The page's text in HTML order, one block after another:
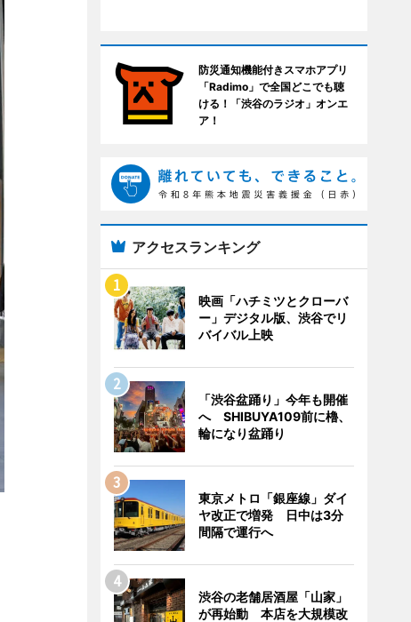
防災通知機能付きスマホアプリ
「Radimo」で全国どこでも聴
ける！「渋谷のラジオ」オンエ
ア！
アクセスランキング
映画「ハチミツとクローバ
ー」デジタル版、渋谷でリ
バイバル上映
「渋谷盆踊り」今年も開催
へ SHIBUYA109前に櫓、
輪になり盆踊り
東京メトロ「銀座線」ダイ
ヤ改正で増発 日中は3分
間隔で運行へ
渋谷の老舗居酒屋「山家」
が再始動 本店を大規模改